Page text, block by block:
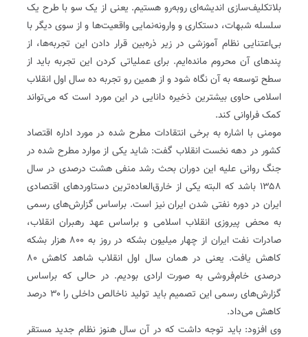
بلاتکلیف‌سازی اندیشه‌ای روبه‌رو هستیم. یعنی از یک سو با طرح یک
سلسله شبهات، دستکاری و وارونه‌نمایی واقعیت‌ها و از سوی دیگر با
بی‌اعتنایی نظام آموزشی در زیر ذره‌بین قرار دادن این تجربه‌ها، از
پندهای آن محروم مانده‌ایم. برای عملیاتی کردن این تجربه باید از
سطح توسعه به آن نگاه شود و از همین رو تجربه ده سال اول انقلاب
اسلامی حاوی بیشترین ذخیره دانایی در این مورد است که می‌تواند
کمک فراوانی کند.
مومنی با اشاره به برخی انتقادات مطرح شده در مورد اداره اقتصاد
کشور در دهه نخست انقلاب گفت: شاید یکی از موارد مطرح شده در
جنگ روانی علیه این دوران بحث رشد منفی هشت درصدی در سال
۱۳۵۸ باشد که البته یکی از خارق‌العاده‌ترین دستاوردهای اقتصادی
ایران در دوره نفتی شدن ایران نیز است. براساس گزارش‌های رسمی
به محض پیروزی انقلاب اسلامی و براساس عهد رهبران انقلاب،
صادرات نفت ایران از چهار میلیون بشکه در روز به ۸۰۰ هزار بشکه
کاهش یافت. یعنی در همان سال اول انقلاب شاهد کاهش ۸۰
درصدی خام‌فروشی به صورت ارادی بودیم. در حالی که براساس
گزارش‌های رسمی این تصمیم ‌باید تولید ناخالص داخلی را ۳۰ درصد
کاهش می‌داد.
وی افزود: باید توجه داشت که در آن سال هنوز نظام جدید مستقر